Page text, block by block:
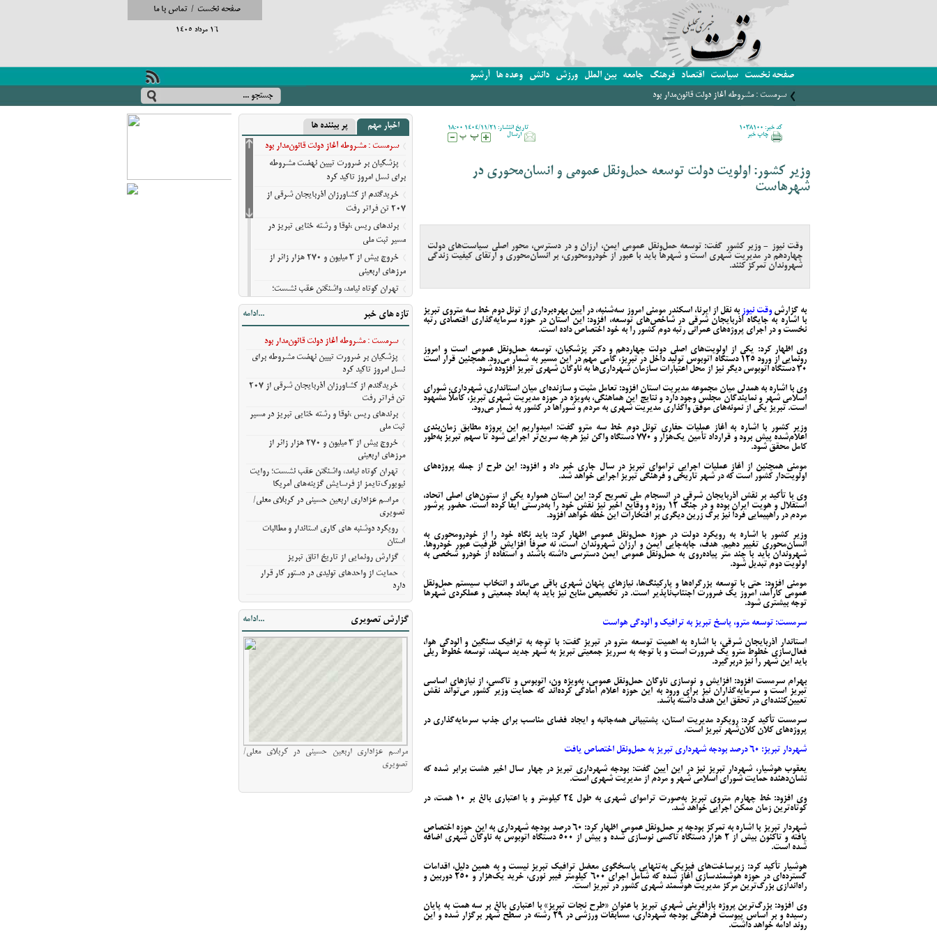
صفحه نخست / تماس با ما
16 مرداد 1405
صفحه نخست سیاست اقتصاد فرهنگ جامعه بین الملل ورزش دانش وعده ها آرشیو
سرمست : مشروطه آغاز دولت قانون‌مدار بود
کد خبر: 1038100
تاریخ انتشار: 1404/11/21 18:00
چاپ خبر
ارسال
وزیر کشور: اولویت دولت توسعه حمل‌ونقل عمومی و انسان‌محوری در
شهرهاست
وقت نیوز - وزیر کشور گفت: توسعه حمل‌ونقل عمومی ایمن، ارزان و در دسترس، محور اصلی سیاست‌های دولت
چهاردهم در مدیریت شهری است و شهرها باید با عبور از خودرومحوری، بر انسان‌محوری و ارتقای کیفیت زندگی
شهروندان تمرکز کنند.
به گزارشوقت نیوز به نقل از ایرنا، اسکندر مومنی امروز سه‌شنبه، در آیین بهره‌برداری از تونل دوم خط سه متروی تبریز
با اشاره به جایگاه آذربایجان شرقی در شاخص‌های توسعه، افزود: این استان در حوزه سرمایه‌گذاری اقتصادی رتبه
نخست و در اجرای پروژه‌های عمرانی رتبه دوم کشور را به خود اختصاص داده است.
وی اظهار کرد: یکی از اولویت‌های اصلی دولت چهاردهم و دکتر پزشکیان، توسعه حمل‌ونقل عمومی است و امروز
رونمایی از ورود ۱۲۵ دستگاه اتوبوس تولید داخل در تبریز، گامی مهم در این مسیر به شمار می‌رود. همچنین قرار است
۳۰ دستگاه اتوبوس دیگر نیز از محل اعتبارات سازمان شهرداری‌ها به ناوگان شهری تبریز افزوده شود.
وی با اشاره به همدلی میان مجموعه مدیریت استان افزود: تعامل مثبت و سازنده‌ای میان استانداری، شهرداری، شورای
اسلامی شهر و نمایندگان مجلس وجود دارد و نتایج این هماهنگی، به‌ویژه در حوزه مدیریت شهری تبریز، کاملاً مشهود
است. تبریز یکی از نمونه‌های موفق واگذاری مدیریت شهری به مردم و شوراها در کشور به شمار می‌رود.
وزیر کشور با اشاره به آغاز عملیات حفاری تونل دوم خط سه مترو گفت: امیدواریم این پروژه مطابق زمان‌بندی
اعلام‌شده پیش برود و قرارداد تأمین یک‌هزار و ۷۷۰ دستگاه واگن نیز هرچه سریع‌تر اجرایی شود تا سهم تبریز به‌طور
کامل محقق شود.
مومنی همچنین از آغاز عملیات اجرایی تراموای تبریز در سال جاری خبر داد و افزود: این طرح از جمله پروژه‌های
اولویت‌دار کشور است که در شهر تاریخی و فرهنگی تبریز اجرایی خواهد شد.
وی با تأکید بر نقش آذربایجان شرقی در انسجام ملی تصریح کرد: این استان همواره یکی از ستون‌های اصلی اتحاد،
استقلال و هویت ایران بوده و در جنگ ۱۲ روزه و وقایع اخیر نیز نقش خود را به‌درستی ایفا کرده است. حضور پرشور
مردم در راهپیمایی فردا نیز برگ زرین دیگری بر افتخارات این خطه خواهد افزود.
وزیر کشور با اشاره به رویکرد دولت در حوزه حمل‌ونقل عمومی اظهار کرد: باید نگاه خود را از خودرومحوری به
انسان‌محوری تغییر دهیم. هدف، جابه‌جایی ایمن و ارزان شهروندان است، نه صرفاً افزایش ظرفیت عبور خودروها.
شهروندان باید با چند متر پیاده‌روی به حمل‌ونقل عمومی ایمن دسترسی داشته باشند و استفاده از خودرو شخصی به
اولویت دوم تبدیل شود.
مومنی افزود: حتی با توسعه بزرگراه‌ها و پارکینگ‌ها، نیازهای پنهان شهری باقی می‌ماند و انتخاب سیستم حمل‌ونقل
عمومی کارآمد، امروز یک ضرورت اجتناب‌ناپذیر است. در تخصیص منابع نیز باید به ابعاد جمعیتی و عملکردی شهرها
توجه بیشتری شود.
سرمست: توسعه مترو، پاسخ تبریز به ترافیک و آلودگی هواست
استاندار آذربایجان شرقی، با اشاره به اهمیت توسعه مترو در تبریز گفت: با توجه به ترافیک سنگین و آلودگی هوا،
فعال‌سازی خطوط مترو یک ضرورت است و با توجه به سرریز جمعیتی تبریز به شهر جدید سهند، توسعه خطوط ریلی
باید این شهر را نیز دربرگیرد.
بهرام سرمست افزود: افزایش و نوسازی ناوگان حمل‌ونقل عمومی، به‌ویژه ون، اتوبوس و تاکسی، از نیازهای اساسی
تبریز است و سرمایه‌گذاران نیز برای ورود به این حوزه اعلام آمادگی کرده‌اند که حمایت وزیر کشور می‌تواند نقش
تعیین‌کننده‌ای در تحقق این هدف داشته باشد.
سرمست تأکید کرد: رویکرد مدیریت استان، پشتیبانی همه‌جانبه و ایجاد فضای مناسب برای جذب سرمایه‌گذاری در
پروژه‌های کلان کلان‌شهر تبریز است.
شهردار تبریز: ۶۰ درصد بودجه شهرداری تبریز به حمل‌ونقل اختصاص یافت
یعقوب هوشیار، شهردار تبریز نیز در این آیین گفت: بودجه شهرداری تبریز در چهار سال اخیر هشت برابر شده که
نشان‌دهنده حمایت شورای اسلامی شهر و مردم از مدیریت شهری است.
وی افزود: خط چهارم متروی تبریز به‌صورت تراموای شهری به طول ۲۴ کیلومتر و با اعتباری بالغ بر ۱۰ همت، در
کوتاه‌ترین زمان ممکن اجرایی خواهد شد.
شهردار تبریز با اشاره به تمرکز بودجه بر حمل‌ونقل عمومی اظهار کرد: ۶۰ درصد بودجه شهرداری به این حوزه اختصاص
یافته و تاکنون بیش از ۲ هزار دستگاه تاکسی نوسازی شده و بیش از ۵۰۰ دستگاه اتوبوس به ناوگان شهری اضافه
شده است.
هوشیار تأکید کرد: زیرساخت‌های فیزیکی به‌تنهایی پاسخگوی معضل ترافیک تبریز نیست و به همین دلیل، اقدامات
گسترده‌ای در حوزه هوشمندسازی آغاز شده که شامل اجرای ۶۰۰ کیلومتر فیبر نوری، خرید یک‌هزار و ۲۵۰ دوربین و
راه‌اندازی بزرگ‌ترین مرکز مدیریت هوشمند شهری کشور در تبریز است.
وی افزود: بزرگ‌ترین پروژه بازآفرینی شهری تبریز با عنوان «طرح نجات تبریز» با اعتباری بالغ بر سه همت به پایان
رسیده و بر اساس پیوست فرهنگی بودجه شهرداری، مسابقات ورزشی در ۲۹ رشته در سطح شهر برگزار شده و این
روند ادامه خواهد داشت.
اخبار مهم پر بیننده ها
سرمست : مشروطه آغاز دولت قانون‌مدار بود
پزشکیان بر ضرورت تبیین نهضت مشروطه
برای نسل امروز تاکید کرد
خریدگندم از کشاورزان آذربایجان شرقی از
207 تن فراتر رفت
برندهای ریس ،‌نوقا و رشته ختایی تبریز در
مسیر ثبت ملی
خروج بیش از ۳ میلیون و ۲۷۰ هزار زائر از
مرزهای اربعینی
تهران کوتاه نیامد، واشنگتن عقب نشست؛
روایت نیویورک‌تایمز از فرسایش گزینه‌های
آمریکا
مراسم عزاداری اربعین حسینی در کربلای
معلی/تصویری
رویکرد دوشنبه های کاری استاندار و مطالبات
گزارش رونمایی از تاریخ اتاق تبریز
حمایت از واحدهای تولیدی در دستور کار قرار
دارد
تازه های خبر ...ادامه
سرمست : مشروطه آغاز دولت قانون‌مدار بود
پزشکیان بر ضرورت تبیین نهضت مشروطه برای
نسل امروز تاکید کرد
خریدگندم از کشاورزان آذربایجان شرقی از 207
تن فراتر رفت
برندهای ریس ،‌نوقا و رشته ختایی تبریز در مسیر
ثبت ملی
خروج بیش از ۳ میلیون و ۲۷۰ هزار زائر از
مرزهای اربعینی
تهران کوتاه نیامد، واشنگتن عقب نشست؛ روایت
نیویورک‌تایمز از فرسایش گزینه‌های آمریکا
مراسم عزاداری اربعین حسینی در کربلای معلی/
تصویری
رویکرد دوشنبه های کاری استاندار و مطالبات
استان
گزارش رونمایی از تاریخ اتاق تبریز
حمایت از واحدهای تولیدی در دستور کار قرار
دارد
گزارش تصویری ...ادامه
مراسم عزاداری اربعین حسینی در کربلای معلی/
تصویری